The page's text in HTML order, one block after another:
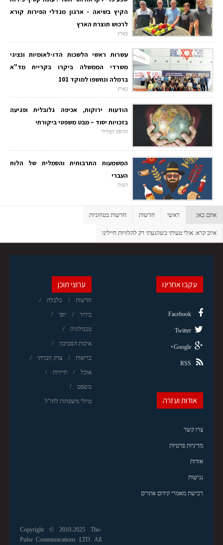
הקיץ בשיאה - ארגון מגדלי הפירות קורא
לרכוש תוצרת הארץ
בארץ
עשרות ראשי הלשכות הדו-לאומיות ונציגי
משרדי הממשלה ביקרו בקריית מד"א
ברמלה ונחשפו למוקד 101
בארץ
הודעות ירוקות, אכיפה גלובלית ופגיעה
בזכויות יסוד – מבט משפטי ביקורתי
הדופק הפלילי
המשמעות התרבותית והסמלית של הלוח
העברי
דעות
אתם כאן: ראשי חדשות חדשות בטחוניות
איוב קרא: אולי טעיתי כשהגעתי רק להלוויות חיילינו
ערוצי תוכן
חדשות כלכלה
בידור יופי
טכנולוגיה
איכות הסביבה
בריאות צדק חברתי
אוכל תיירות
משפט
טיולי משפחות לחו"ל
עקבו אחרינו
Facebook
Twitter
Google+
RSS
אודות ועזרה
צרו קשר
מדיניות פרטיות
אודות
נגישות
רכישת מאמרי קידום אתרים
Copyright © 2010-2025 The-
Pulse Communications LTD. All